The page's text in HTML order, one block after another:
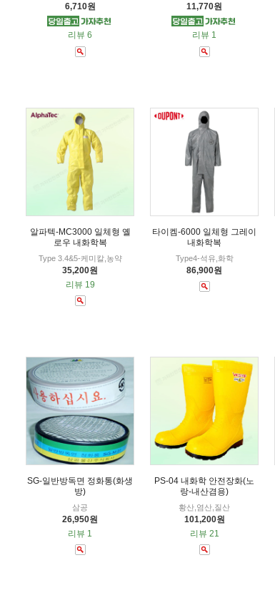
6,710원
리뷰 6
11,770원
리뷰 1
알파텍-MC3000 일체형 옐
로우 내화학복
Type 3.4&5-케미칼,농약
35,200원
리뷰 19
타이켐-6000 일체형 그레이
내화학복
Type4-석유,화학
86,900원
SG-일반방독면 정화통(화생
방)
삼공
26,950원
리뷰 1
PS-04 내화학 안전장화(노
랑-내산겸용)
황산,염산,질산
101,200원
리뷰 21